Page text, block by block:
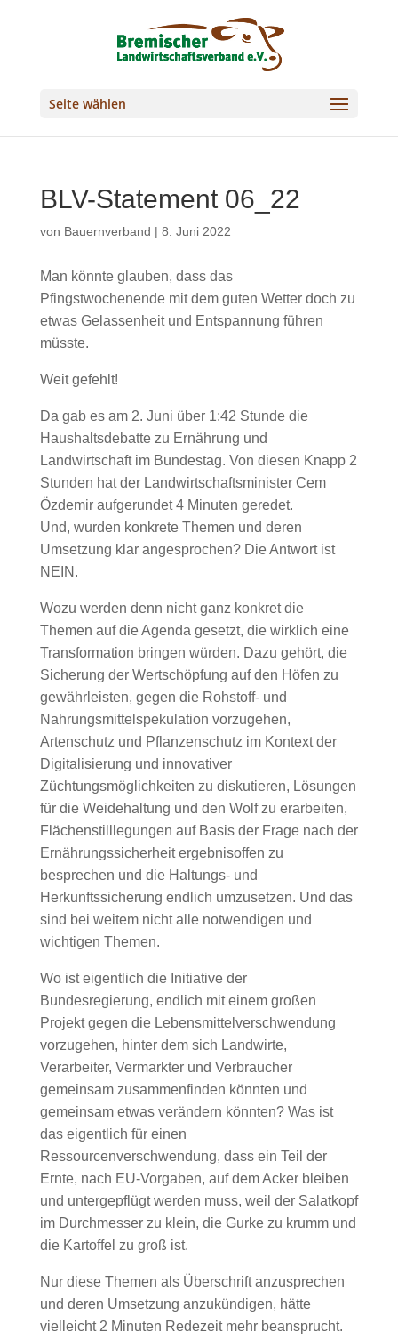
Seite wählen
BLV-Statement 06_22
von Bauernverband | 8. Juni 2022
Man könnte glauben, dass das
Pfingstwochenende mit dem guten Wetter doch zu
etwas Gelassenheit und Entspannung führen
müsste.
Weit gefehlt!
Da gab es am 2. Juni über 1:42 Stunde die
Haushaltsdebatte zu Ernährung und
Landwirtschaft im Bundestag. Von diesen Knapp 2
Stunden hat der Landwirtschaftsminister Cem
Özdemir aufgerundet 4 Minuten geredet.
Und, wurden konkrete Themen und deren
Umsetzung klar angesprochen? Die Antwort ist
NEIN.
Wozu werden denn nicht ganz konkret die
Themen auf die Agenda gesetzt, die wirklich eine
Transformation bringen würden. Dazu gehört, die
Sicherung der Wertschöpfung auf den Höfen zu
gewährleisten, gegen die Rohstoff- und
Nahrungsmittelspekulation vorzugehen,
Artenschutz und Pflanzenschutz im Kontext der
Digitalisierung und innovativer
Züchtungsmöglichkeiten zu diskutieren, Lösungen
für die Weidehaltung und den Wolf zu erarbeiten,
Flächenstilllegungen auf Basis der Frage nach der
Ernährungssicherheit ergebnisoffen zu
besprechen und die Haltungs- und
Herkunftssicherung endlich umzusetzen. Und das
sind bei weitem nicht alle notwendigen und
wichtigen Themen.
Wo ist eigentlich die Initiative der
Bundesregierung, endlich mit einem großen
Projekt gegen die Lebensmittelverschwendung
vorzugehen, hinter dem sich Landwirte,
Verarbeiter, Vermarkter und Verbraucher
gemeinsam zusammenfinden könnten und
gemeinsam etwas verändern könnten? Was ist
das eigentlich für einen
Ressourcenverschwendung, dass ein Teil der
Ernte, nach EU-Vorgaben, auf dem Acker bleiben
und untergepflügt werden muss, weil der Salatkopf
im Durchmesser zu klein, die Gurke zu krumm und
die Kartoffel zu groß ist.
Nur diese Themen als Überschrift anzusprechen
und deren Umsetzung anzukündigen, hätte
vielleicht 2 Minuten Redezeit mehr beansprucht.